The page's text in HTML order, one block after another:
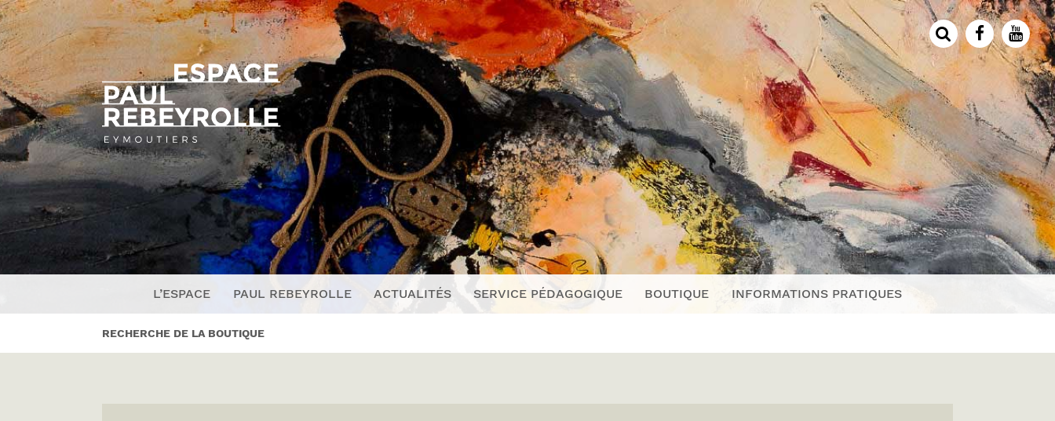
L’ESPACE PAUL REBEYROLLE ACTUALITÉS SERVICE PÉDAGOGIQUE BOUTIQUE INFORMATIONS PRATIQUES
RECHERCHE DE LA BOUTIQUE